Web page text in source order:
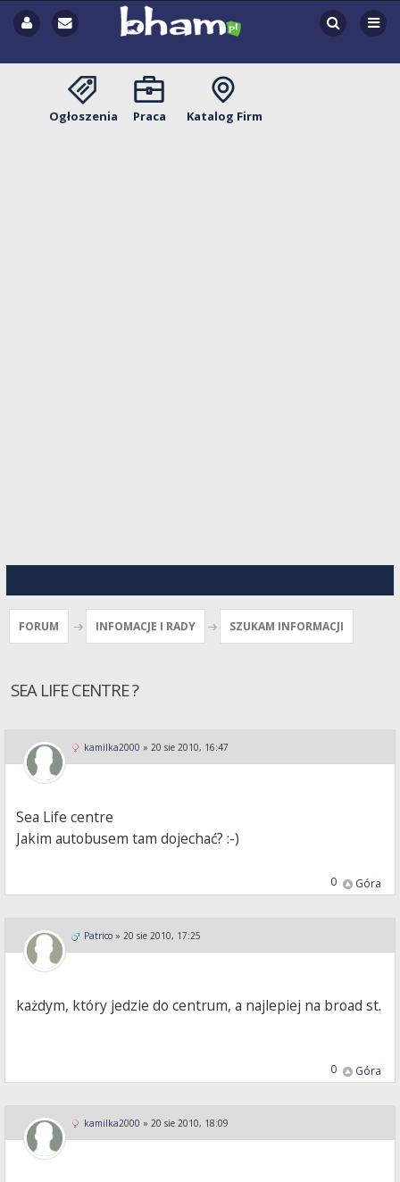
Ogłoszenia Praca Katalog Firm
FORUM INFOMACJE I RADY SZUKAM INFORMACJI
SEA LIFE CENTRE ?
kamilka2000 » 20 sie 2010, 16:47
Sea Life centre
Jakim autobusem tam dojechać? :-)
Góra
0
Patrico » 20 sie 2010, 17:25
każdym, który jedzie do centrum, a najlepiej na broad st.
Góra
0
kamilka2000 » 20 sie 2010, 18:09